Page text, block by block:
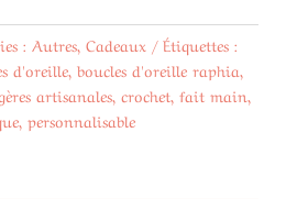
: Autres, Cadeaux
Étiquettes :
d'oreille, boucles d'oreille raphia,
artisanales, crochet, fait main,
, personnalisable